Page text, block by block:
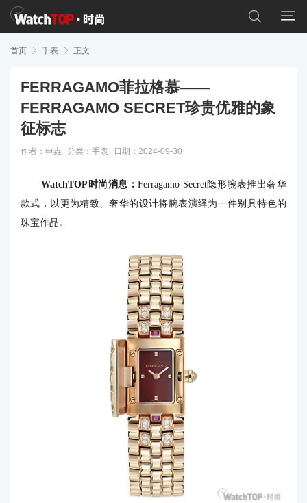


首页  手表  正文
FERRAGAMO菲拉格慕——
FERRAGAMO SECRET珍贵优雅的象
征标志
作者：申垚 分类： 手表 日期：2024-09-30
WatchTOP时尚消息：Ferragamo Secret隐形腕表推出奢华
款式，以更为精致、奢华的设计将腕表演绎为一件别具特色的
珠宝作品。